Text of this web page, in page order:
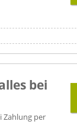
bei
Zahlung per